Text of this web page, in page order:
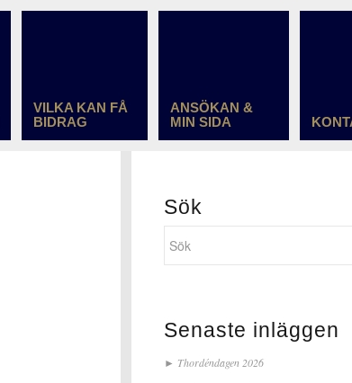
VILKA KAN FÅ
BIDRAG
ANSÖKAN &
MIN SIDA
Sök
Senaste inläggen
Thordéndagen 2026